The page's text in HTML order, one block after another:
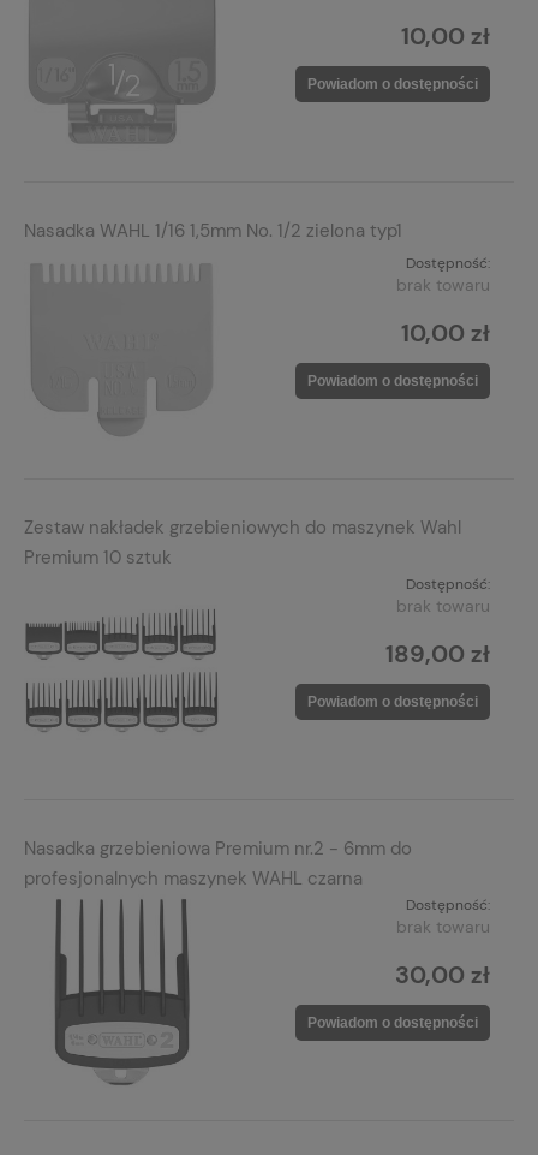
10,00 zł
Powiadom o dostępności
Nasadka WAHL 1/16 1,5mm No. 1/2 zielona typ1
Dostępność:
brak towaru
10,00 zł
Powiadom o dostępności
Zestaw nakładek grzebieniowych do maszynek Wahl
Premium 10 sztuk
Dostępność:
brak towaru
189,00 zł
Powiadom o dostępności
Nasadka grzebieniowa Premium nr.2 - 6mm do
profesjonalnych maszynek WAHL czarna
Dostępność:
brak towaru
30,00 zł
Powiadom o dostępności